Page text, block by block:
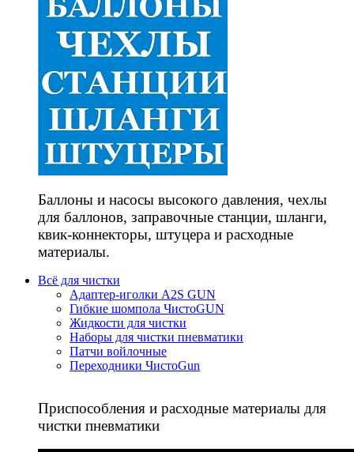
Баллоны и насосы высокого давления, чехлы
для баллонов, заправочные станции, шланги,
квик-коннекторы, штуцера и расходные
материалы.
Всё для чистки
Адаптер-иголки A2S GUN
Гибкие шомпола ЧистоGUN
Жидкости для чистки
Наборы для чистки пневматики
Патчи войлочные
Переходники ЧистоGun
Приспособления и расходные материалы для
чистки пневматики